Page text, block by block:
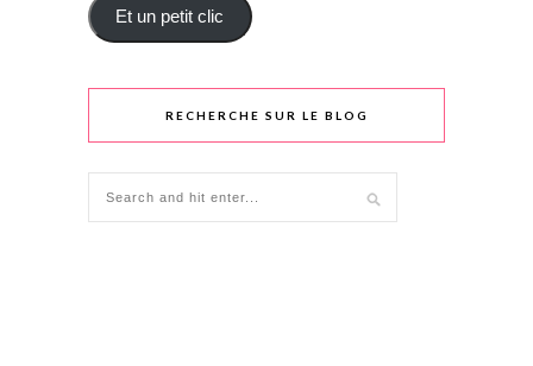
Et un petit clic
RECHERCHE SUR LE BLOG